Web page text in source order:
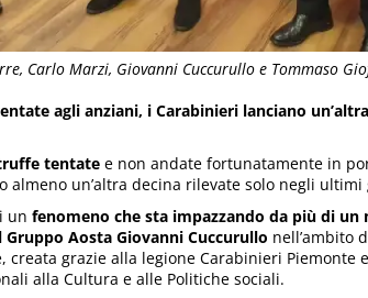
Carlo Marzi, Giovanni Cuccurullo e Tommaso
agli anziani, i Carabinieri lanciano
tentate e non andate fortunatamente in
almeno un’altra decina rilevate solo negli
un fenomeno che sta impazzando da più di un
Aosta Giovanni Cuccurullo nell’ambito
creata grazie alla legione Carabinieri Piemonte
alla Cultura e alle Politiche sociali.